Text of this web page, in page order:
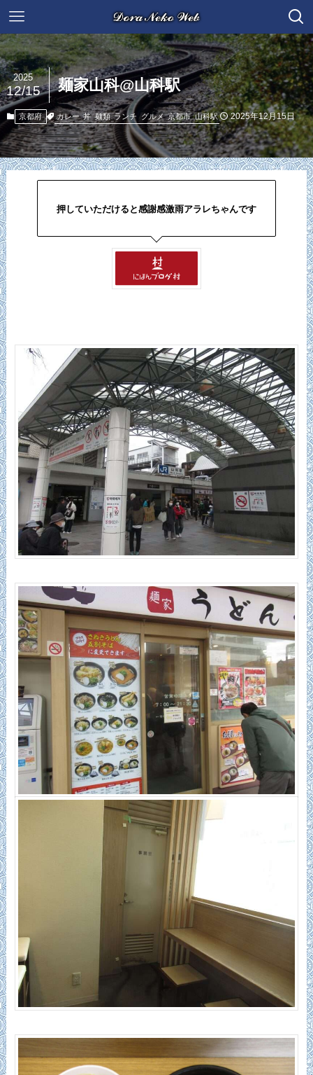
麺家山科@山科駅
2025
12/15
京都府 カレー 丼 麺類 ランチ グルメ 京都市 山科駅 2025年12月15日
押していただけると感謝感激雨アラレちゃんです